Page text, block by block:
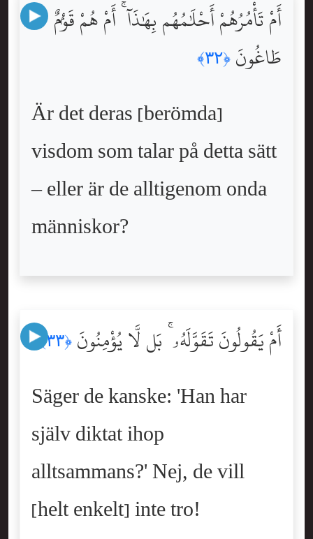
أَمْ تَأْمُرُهُمْ أَحْلَٰمُهُم بِهَٰذَآ ۚ أَمْ هُمْ قَوْمٌۭ
طَاغُونَ ﴿٣٢﴾
Är det deras [berömda]
visdom som talar på detta sätt
– eller är de alltigenom onda
människor?
أَمْ يَقُولُونَ تَقَوَّلَهُۥ ۚ بَل لَّا يُؤْمِنُونَ ﴿٣٣﴾
Säger de kanske: 'Han har
själv diktat ihop
alltsammans?' Nej, de vill
[helt enkelt] inte tro!